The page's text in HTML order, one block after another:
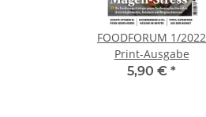
FOODFORUM 1/2022
Print-Ausgabe
5,90 € *